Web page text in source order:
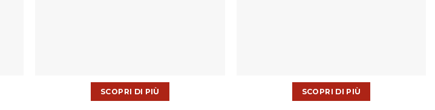
SCOPRI DI PIÙ SCOPRI DI PIÙ